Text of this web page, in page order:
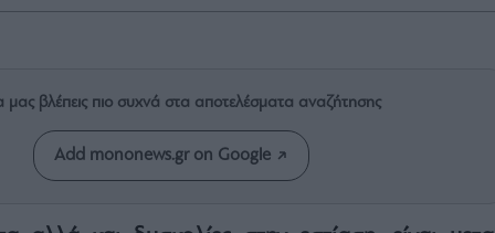
μας βλέπεις πιο συχνά στα αποτελέσματα αναζήτησης
Add mononews.gr on Google